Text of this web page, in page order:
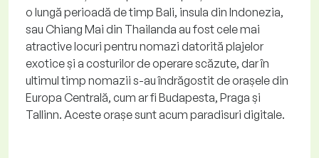
o lungă perioadă de timp Bali, insula din Indonezia,
sau Chiang Mai din Thailanda au fost cele mai
atractive locuri pentru nomazi datorită plajelor
exotice și a costurilor de operare scăzute, dar în
ultimul timp nomazii s-au îndrăgostit de orașele din
Europa Centrală, cum ar fi Budapesta, Praga și
Tallinn. Aceste orașe sunt acum paradisuri digitale.